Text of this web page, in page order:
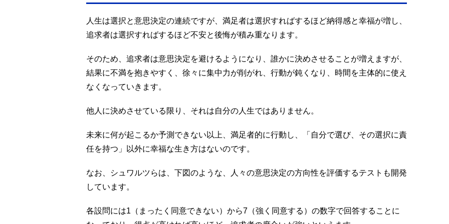
人生は選択と意思決定の連続ですが、満足者は選択すればするほど納得感と幸福が増し、
追求者は選択すればするほど不安と後悔が積み重なります。
そのため、追求者は意思決定を避けるようになり、誰かに決めさせることが増えますが、
結果に不満を抱きやすく、徐々に集中力が削がれ、行動が鈍くなり、時間を主体的に使え
なくなっていきます。
他人に決めさせている限り、それは自分の人生ではありません。
未来に何が起こるか予測できない以上、満足者的に行動し、「自分で選び、その選択に責
任を持つ」以外に幸福な生き方はないのです。
なお、シュワルツらは、下図のような、人々の意思決定の方向性を評価するテストも開発
しています。
各設問には1（まったく同意できない）から7（強く同意する）の数字で回答することに